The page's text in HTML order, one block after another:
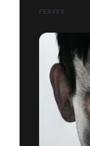
FERVEX